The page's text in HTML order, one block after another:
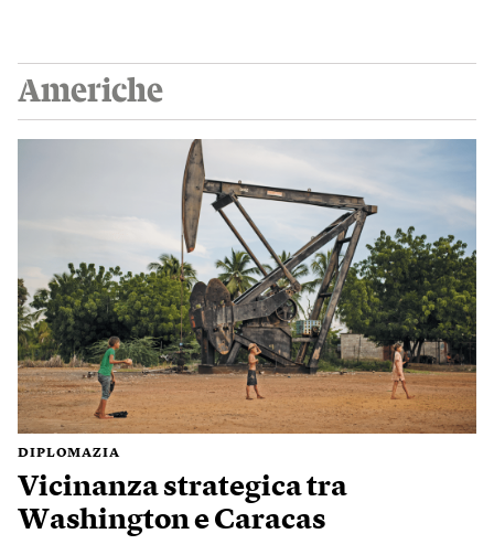
Americhe
DIPLOMAZIA
Vicinanza strategica tra
Washington e Caracas